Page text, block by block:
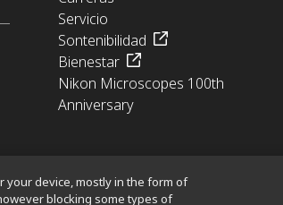
Servicio
Sontenibilidad
Bienestar
Nikon Microscopes 100th
Anniversary
your device, mostly in the form of
blocking some types of